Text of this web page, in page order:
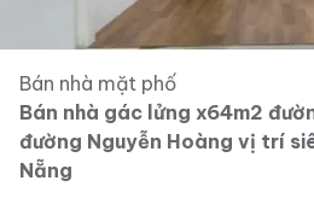
Bán nhà mặt phố
Bán nhà gác lửng x64m2
đường Nguyễn Hoàng vị trí
Nẵng